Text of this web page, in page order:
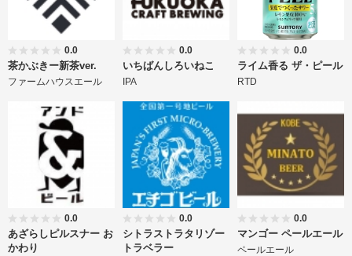
0.0
茶かぶきー新茶ver.
ファームハウスエール
0.0
いちばんしろいねこ
IPA
0.0
ライム香る ザ・ピール
RTD
0.0
あざらしピルスナー お
かわり
0.0
シトラストラタリゾー
トラベラー
0.0
マンゴー ペールエール
ペールエール